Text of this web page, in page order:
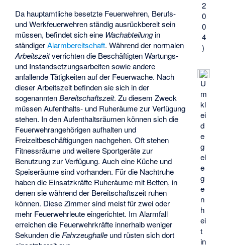
2
0
0
4
)
U
m
kl
ei
d
e
g
el
e
g
e
n
h
ei
t
in
Da hauptamtliche besetzte Feuerwehren, Berufs-
und Werkfeuerwehren ständig ausrückbereit sein
müssen, befindet sich eine Wachabteilungin
ständigerAlarmbereitschaft. Während der normalen
Arbeitszeitverrichten die Beschäftigten Wartungs-
und Instandsetzungsarbeiten sowie andere
anfallende Tätigkeiten auf der Feuerwache. Nach
dieser Arbeitszeit befinden sie sich in der
sogenanntenBereitschaftszeit. Zu diesem Zweck
müssen Aufenthalts- und Ruheräume zur Verfügung
stehen. In den Aufenthaltsräumen können sich die
Feuerwehrangehörigen aufhalten und
Freizeitbeschäftigungen nachgehen. Oft stehen
Fitnessräume und weitere Sportgeräte zur
Benutzung zur Verfügung. Auch eine Küche und
Speiseräume sind vorhanden. Für die Nachtruhe
haben die Einsatzkräfte Ruheräume mit Betten, in
denen sie während der Bereitschaftszeit ruhen
können. Diese Zimmer sind meist für zwei oder
mehr Feuerwehrleute eingerichtet. Im Alarmfall
erreichen die Feuerwehrkräfte innerhalb weniger
Sekunden die Fahrzeughalle und rüsten sich dort